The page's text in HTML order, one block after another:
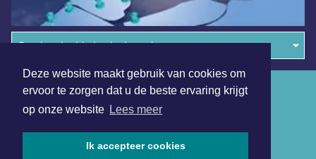
Deze website maakt gebruik van cookies om
ervoor te zorgen dat u de beste ervaring krijgt
op onze website Lees meer
Ik accepteer cookies
Overige dagbladen in de regio
Algemene voorwaarden
Disclaimer